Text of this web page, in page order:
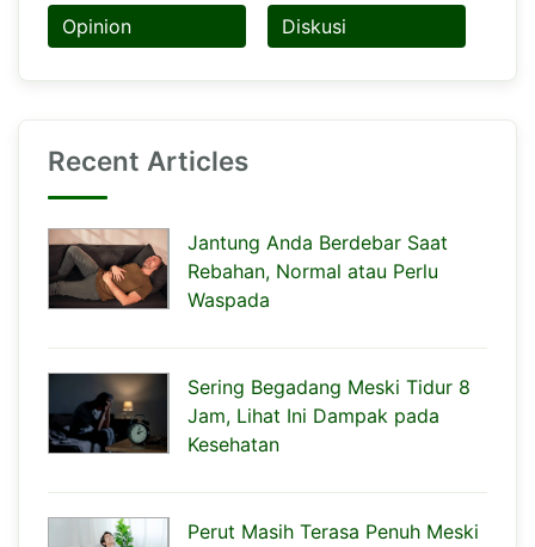
Opinion Diskusi
Recent Articles
Jantung Anda Berdebar Saat
Rebahan, Normal atau Perlu
Waspada
Sering Begadang Meski Tidur 8
Jam, Lihat Ini Dampak pada
Kesehatan
Perut Masih Terasa Penuh Meski